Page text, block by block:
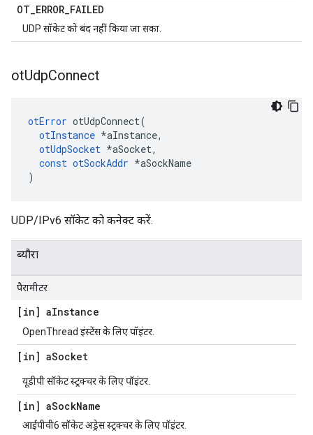
OT_ERROR_FAILED
UDP सॉकेट को बंद नहीं किया जा सका.
otUdpConnect
otError otUdpConnect(
otInstance *aInstance,
otUdpSocket *aSocket,
const otSockAddr *aSockName
)
UDP/IPv6 सॉकेट को कनेक्ट करें.
ब्यौरा
पैरामीटर
[in] aInstance
OpenThread इंस्टेंस के लिए पॉइंटर.
[in] aSocket
यूडीपी सॉकेट स्ट्रक्चर के लिए पॉइंटर.
[in] aSockName
आईपीवी6 सॉकेट अड्रेस स्ट्रक्चर के लिए पॉइंटर.